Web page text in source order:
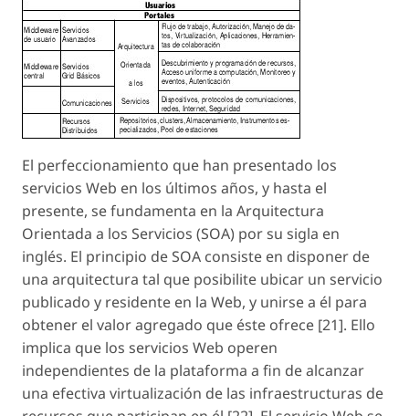
El perfeccionamiento que han presentado los
servicios Web en los últimos años, y hasta el
presente, se fundamenta en la Arquitectura
Orientada a los Servicios (SOA) por su sigla en
inglés. El principio de SOA consiste en disponer de
una arquitectura tal que posibilite ubicar un servicio
publicado y residente en la Web, y unirse a él para
obtener el valor agregado que éste ofrece [21]. Ello
implica que los servicios Web operen
independientes de la plataforma a fin de alcanzar
una efectiva virtualización de las infraestructuras de